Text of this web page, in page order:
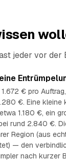
jeder vor
€ pro
€. Eine kleine
1.180 €, ein
rund 2.840 €.
Region (aus
— den
nach kurzer